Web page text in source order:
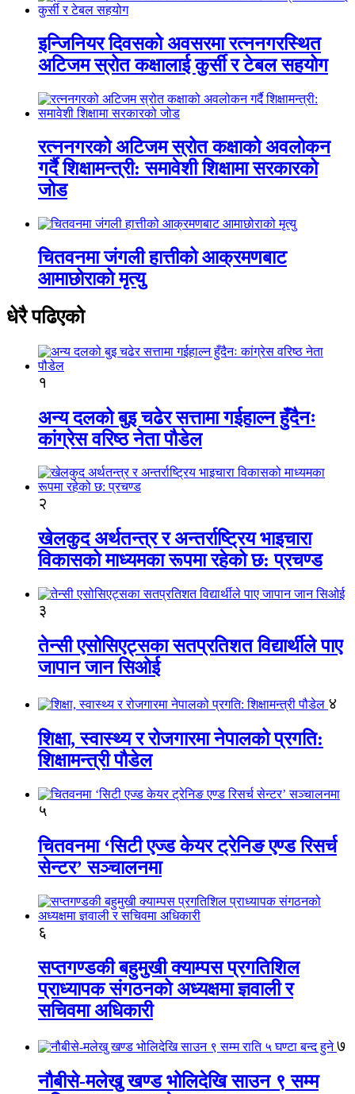
इन्जिनियर दिवसको अवसरमा रत्ननगरस्थित
अटिजम स्रोत कक्षालाई कुर्सी र टेबल सहयोग
रत्ननगरको अटिजम स्रोत कक्षाको अवलोकन
गर्दै शिक्षामन्त्री: समावेशी शिक्षामा सरकारको
जोड
चितवनमा जंगली हात्तीको आक्रमणबाट
आमाछोराको मृत्यु
धेरै पढिएको
१
अन्य दलको बुइ चढेर सत्तामा गईहाल्न हुँदैनः
कांग्रेस वरिष्ठ नेता पौडेल
२
खेलकुद अर्थतन्त्र र अन्तर्राष्ट्रिय भाइचारा
विकासको माध्यमका रूपमा रहेको छ: प्रचण्ड
३
तेन्सी एसोसिएट्सका सतप्रतिशत विद्यार्थीले पाए
जापान जान सिओई
४
शिक्षा, स्वास्थ्य र रोजगारमा नेपालको प्रगति:
शिक्षामन्त्री पौडेल
५
चितवनमा ‘सिटी एज्ड केयर ट्रेनिङ एण्ड रिसर्च
सेन्टर’ सञ्चालनमा
६
सप्तगण्डकी बहुमुखी क्याम्पस प्रगतिशिल
प्राध्यापक संगठनको अध्यक्षमा ज्ञवाली र
सचिवमा अधिकारी
७
नौबीसे-मलेखु खण्ड भोलिदेखि साउन ९ सम्म